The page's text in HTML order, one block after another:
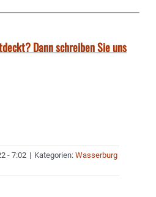
Dann schreiben Sie uns
- 7:02 | Kategorien: Wasserburg